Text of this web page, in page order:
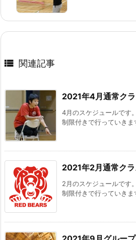
 関連記事
2021年4月通常ク
4月のスケジュールです
制限付きで行っていき
2021年2月通常ク
2月のスケジュールです
制限付きで行っていき